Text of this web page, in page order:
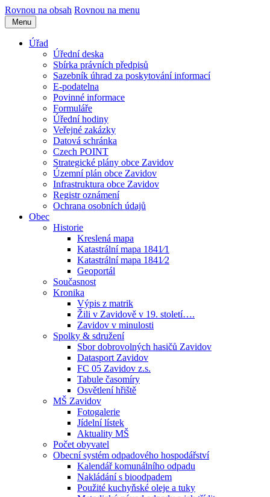
Rovnou na obsah Rovnou na menu
Menu
Úřad
Úřední deska
Sbírka právních předpisů
Sazebník úhrad za poskytování informací
E-podatelna
Povinné informace
Formuláře
Úřední hodiny
Veřejné zakázky
Datová schránka
Czech POINT
Strategické plány obce Zavidov
Územní plán obce Zavidov
Infrastruktura obce Zavidov
Registr oznámení
Ochrana osobních údajů
Obec
Historie
Kreslená mapa
Katastrální mapa 1841⁄1
Katastrální mapa 1841⁄2
Geoportál
Současnost
Kronika
Výpis z matrik
Žili v Zavidově v 19. století….
Zavidov v minulosti
Spolky & sdružení
Sbor dobrovolných hasičů Zavidov
Datasport Zavidov
FC 05 Zavidov z.s.
Tabule časomíry
Osvětlení hřiště
MŠ Zavidov
Fotogalerie
Jídelní lístek
Aktuality MŠ
Počet obyvatel
Obecní systém odpadového hospodářství
Kalendář komunálního odpadu
Nakládání s bioodpadem
Použité kuchyňské oleje a tuky